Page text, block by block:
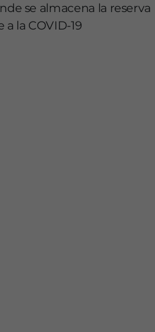
se almacena la reserva
la COVID-19